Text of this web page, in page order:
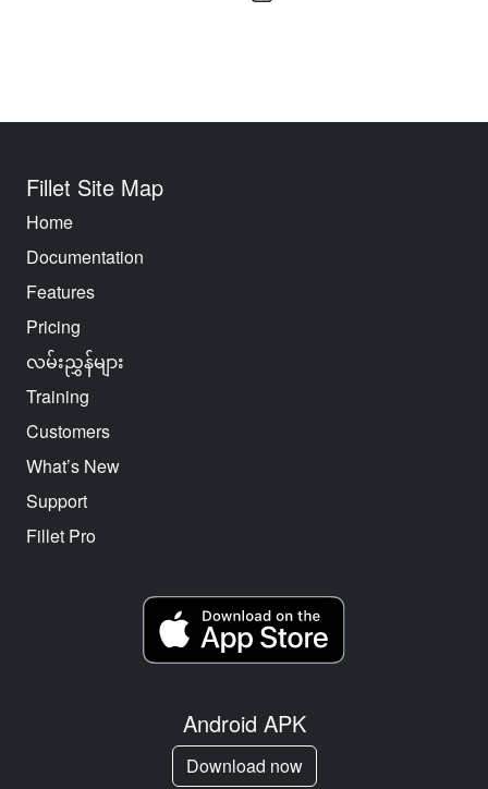
Fillet Site Map
Home
Documentation
Features
Pricing
လမ်းညွှန်များ
Training
Customers
What’s New
Support
Fillet Pro
Android APK
Download now